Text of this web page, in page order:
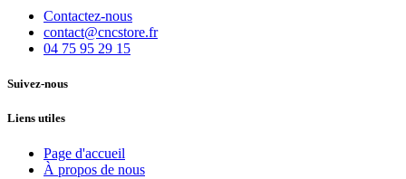
Contactez-nous
contact@cncstore.fr
04 75 95 29 15
Suivez-nous
Liens utiles
Page d'accueil
À propos de nous